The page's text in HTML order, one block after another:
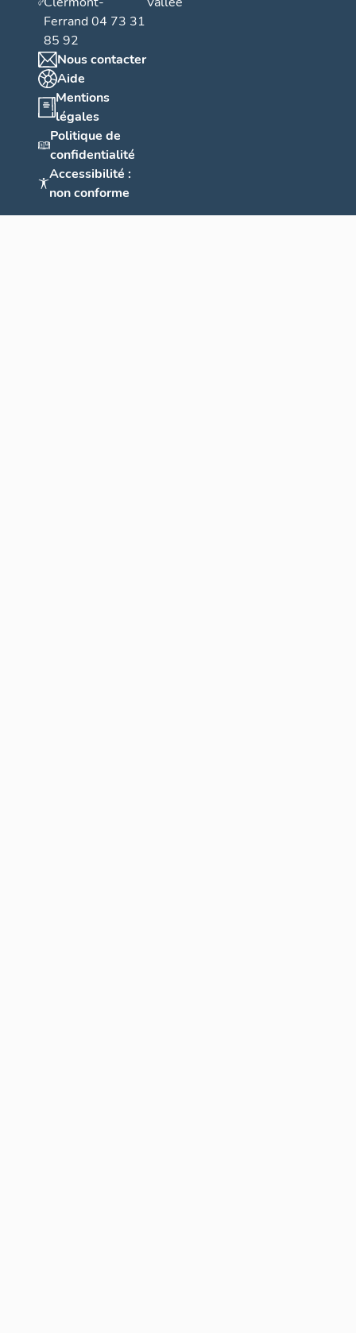
Ferrand 04 73 31
85 92
Nous contacter
Aide
Mentions
légales
Politique de
confidentialité
Accessibilité :
non conforme